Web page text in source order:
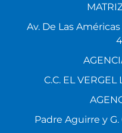
Av. De Las
C.C. EL VERGEL
Padre Aguirre y